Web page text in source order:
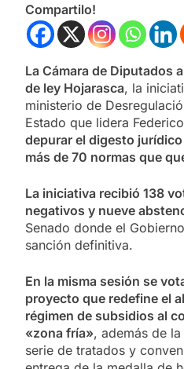
Compartilo!
La Cámara de Diputados
de ley Hojarasca, la
ministerio de
Estado que lidera
depurar el digesto
más de 70 normas que
La iniciativa recibió 138
negativos y nueve
Senado donde el
sanción definitiva.
En la misma sesión se
proyecto que redefine el
régimen de subsidios al
«zona fría», además de
serie de tratados y